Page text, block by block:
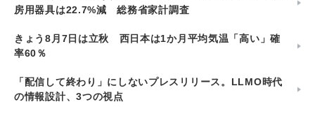
房用器具は22.7%減 総務省家計調査
きょう8月7日は立秋 西日本は1か月平均気温「高い」確
率60％
「配信して終わり」にしないプレスリリース。LLMO時代
の情報設計、3つの視点